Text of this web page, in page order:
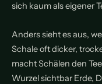
sich kaum als eigener
Anders sieht es aus,
Schale oft dicker,
macht Schälen den
Wurzel sichtbar Erde,